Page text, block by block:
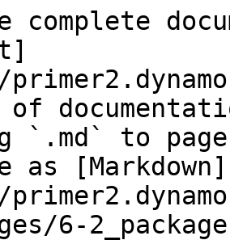
complete
of
`.md` to
as [Markdown]
6-